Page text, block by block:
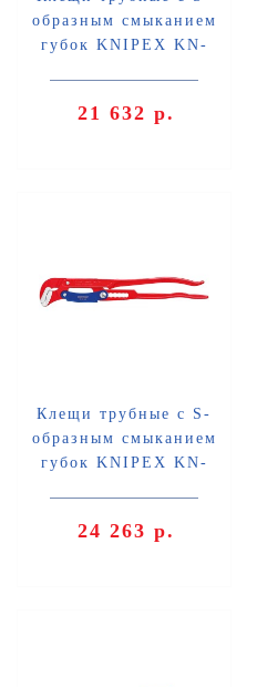
образным смыканием
губок KNIPEX KN-
21 632 р.
Клещи трубные с S-
образным смыканием
губок KNIPEX KN-
24 263 р.